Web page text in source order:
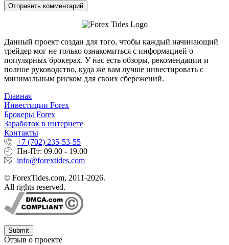
Данный проект создан для того, чтобы каждый начинающий
трейдер мог не только ознакомиться с информацией о
популярных брокерах. У нас есть обзоры, рекомендации и
полное руководство, куда же вам лучше инвестировать с
минимальным риском для своих сбережений.
Главная
Инвестиции Forex
Брокеры Forex
Заработок в интернете
Контакты
+7 (702) 235-53-55
Пн-Пт: 09.00 - 19.00
info@forextides.com
© ForexTides.com, 2011-2026.
All rights reserved.
Submit
Отзыв о проекте